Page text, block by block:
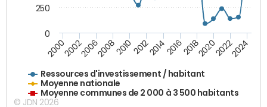
Ressources d'investissement / habitant
Moyenne nationale
Moyenne communes de 2 000 à 3 500 habitants
200020022006200820102012201420162018202020222024
0
250
© JDN 2026